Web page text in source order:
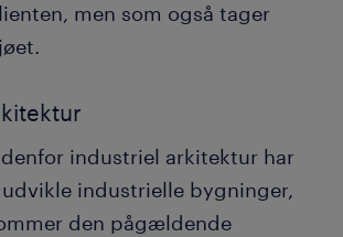
men som også tager
industriel arkitektur har
industrielle bygninger,
den pågældende